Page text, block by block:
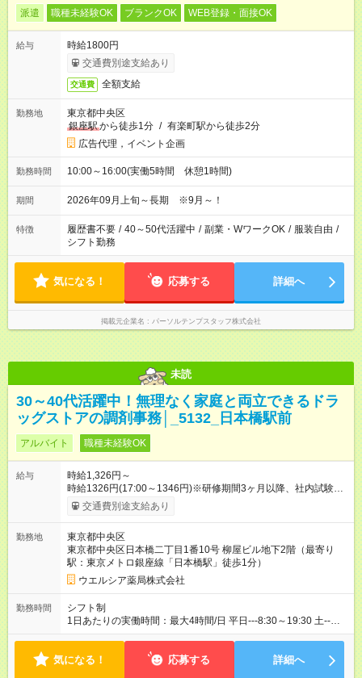
派遣 職種未経験OK ブランクOK WEB登録・面接OK
給与
時給1800円
交通費別途支給あり
交通費 全額支給
勤務地
東京都中央区
銀座駅から徒歩1分 / 有楽町駅から徒歩2分
広告代理，イベント企画
勤務時間 10:00～16:00(実働5時間 休憩1時間)
期間 2026年09月上旬～長期 ※9月～！
特徴 履歴書不要 / 40～50代活躍中 / 副業・WワークOK / 服装自由 /
シフト勤務
気になる！ 応募する 詳細へ
掲載元企業名 パーソルテンプスタッフ株式会社
未読
30～40代活躍中！無理なく家庭と両立できるドラ
ッグストアの調剤事務│_5132_日本橋駅前
アルバイト 職種未経験OK
給与
時給1,326円～
時給1326円(17:00～1346円)※研修期間3ヶ月以降、社内試験に
よる更新判定あり 社内試験合格後、時給＋50～100円の昇給あ
り （大学生は＋20円） 試用期間あり：入社日から3ヶ月間／本
間の長さ：3ヶ月 雇用形態、給与は本採用時と同じです。
交通費別途支給あり
勤務地
東京都中央区
東京都中央区日本橋二丁目1番10号 柳屋ビル地下2階（最寄り
駅：東京メトロ銀座線「日本橋駅」徒歩1分）
ウエルシア薬局株式会社
勤務時間
シフト制
1日あたりの実働時間：最大4時間/日 平日---8:30～19:30 土--
-8:50～14:30 1日4時間の勤務 ☆週3～4日の勤務 ※勤務曜日応相
気になる！ 応募する 詳細へ